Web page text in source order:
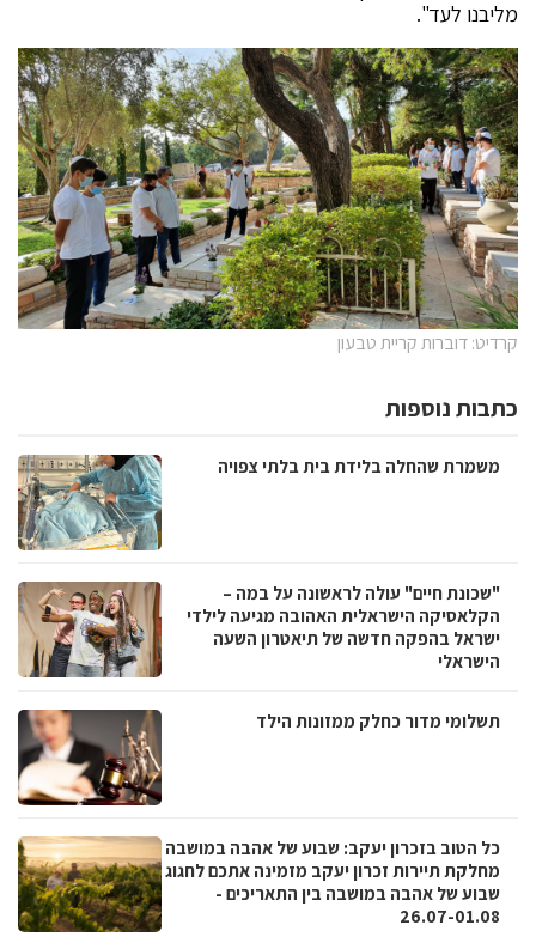
מליבנו לעד".
קרדיט: דוברות קריית טבעון
כתבות נוספות
משמרת שהחלה בלידת בית בלתי צפויה
"שכונת חיים" עולה לראשונה על במה –
הקלאסיקה הישראלית האהובה מגיעה לילדי
ישראל בהפקה חדשה של תיאטרון השעה
הישראלי
תשלומי מדור כחלק ממזונות הילד
כל הטוב בזכרון יעקב: שבוע של אהבה במושבה
מחלקת תיירות זכרון יעקב מזמינה אתכם לחגוג
שבוע של אהבה במושבה בין התאריכים -
26.07-01.08